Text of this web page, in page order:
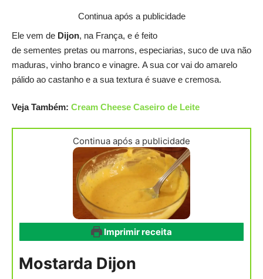
Continua após a publicidade
Ele vem de Dijon, na França, e é feito
de sementes pretas ou marrons, especiarias, suco de uva não
maduras, vinho branco e vinagre. A sua cor vai do amarelo
pálido ao castanho e a sua textura é suave e cremosa.
Veja Também: Cream Cheese Caseiro de Leite
Continua após a publicidade
Imprimir receita
Mostarda Dijon